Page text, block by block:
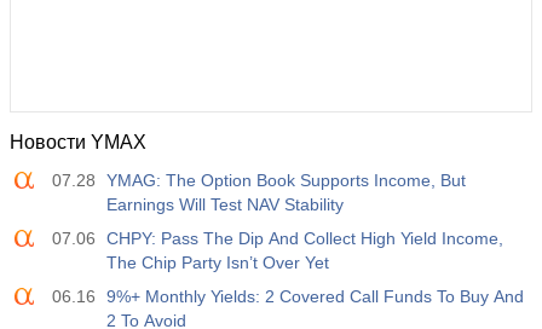
Новости YMAX
07.28
YMAG: The Option Book Supports Income, But
Earnings Will Test NAV Stability
07.06
CHPY: Pass The Dip And Collect High Yield Income,
The Chip Party Isn’t Over Yet
06.16
9%+ Monthly Yields: 2 Covered Call Funds To Buy And
2 To Avoid